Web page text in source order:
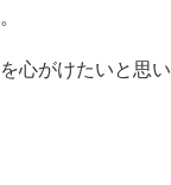
心がけたいと思い